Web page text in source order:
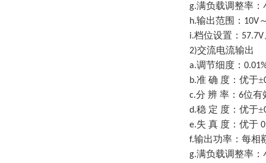
g.满负载调整率：
h.输出范围： 10V
i.档位设置： 57.7V
2)交流电流输出
a.调节细度：
b.准 确 度：优于±
c.分 辨 率： 6位有
d.稳 定 度：优于±
e.失 真 度：优于
f.输出功率：每相
g.满负载调整率：